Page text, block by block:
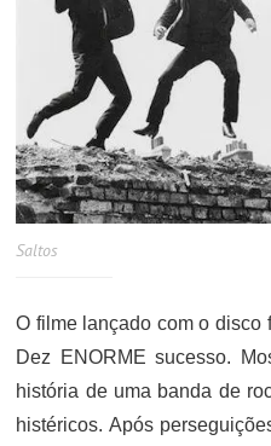
Saltos
O filme lançado com o disco
Dez ENORME sucesso.
história de uma banda de
histéricos. Após